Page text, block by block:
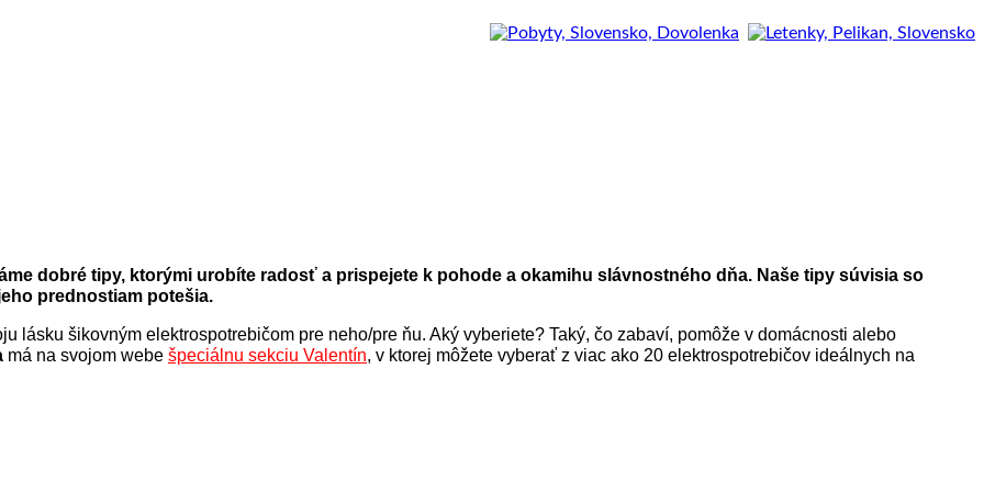
dobré tipy, ktorými urobíte radosť a prispejete k pohode a okamihu slávnostného dňa. Naše tipy súvisia so
prednostiam potešia.
lásku šikovným elektrospotrebičom pre neho/pre ňu. Aký vyberiete? Taký, čo zabaví, pomôže v domácnosti alebo
má na svojom webe špeciálnu sekciu Valentín, v ktorej môžete vyberať z viac ako 20 elektrospotrebičov ideálnych na